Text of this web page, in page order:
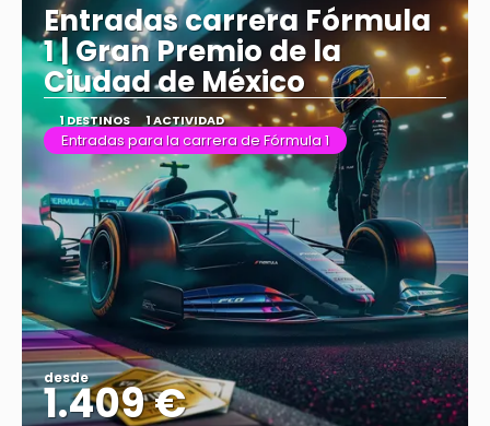
Entradas carrera Fórmula
1 | Gran Premio de la
Ciudad de México
1 DESTINOS 1 ACTIVIDAD
Entradas para la carrera de Fórmula 1
desde
1.409 €